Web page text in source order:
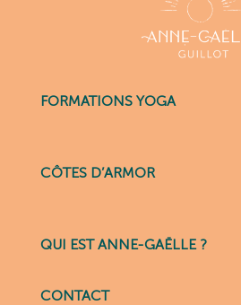
FORMATIONS YOGA
CÔTES D’ARMOR
QUI EST ANNE-GAËLLE ?
CONTACT